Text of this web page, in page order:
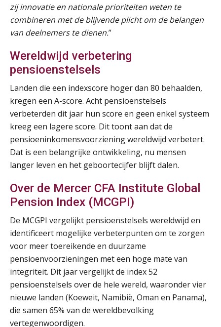
zij innovatie en nationale prioriteiten weten te
combineren met de blijvende plicht om de belangen
van deelnemers te dienen.”
Wereldwijd verbetering
pensioenstelsels
Landen die een indexscore hoger dan 80 behaalden,
kregen een A-score. Acht pensioenstelsels
verbeterden dit jaar hun score en geen enkel systeem
kreeg een lagere score. Dit toont aan dat de
pensioeninkomensvoorziening wereldwijd verbetert.
Dat is een belangrijke ontwikkeling, nu mensen
langer leven en het geboortecijfer blijft dalen.
Over de Mercer CFA Institute Global
Pension Index (MCGPI)
De MCGPI vergelijkt pensioenstelsels wereldwijd en
identificeert mogelijke verbeterpunten om te zorgen
voor meer toereikende en duurzame
pensioenvoorzieningen met een hoge mate van
integriteit. Dit jaar vergelijkt de index 52
pensioenstelsels over de hele wereld, waaronder vier
nieuwe landen (Koeweit, Namibië, Oman en Panama),
die samen 65% van de wereldbevolking
vertegenwoordigen.
25
AUG
Online Opleiding Praktijkdiploma Loonadministratie (PDL)
MOCuitgevers
25
AUG
MOCuitgevers
26
AUG
Opfriscursus PDL (NIRPA PE)
Markus Verbeek Praehep
26
MOCuitgevers
AUG
MOCuitgevers
28
AUG
MOCuitgevers
28
AUG
Opfriscursus VPS (NIRPA PE)
Markus Verbeek Praehep
31
Praktijkdiploma Loonadministratie (PDL®)
Markus Verbeek Praehep